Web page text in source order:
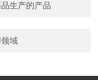
生产的产品
域